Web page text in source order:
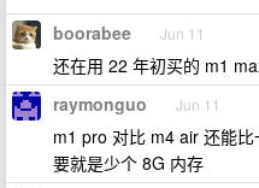
boorabee Jun 11
还在用 22 年初买的 m1
raymonguo Jun 11
m1 pro 对比 m4 air 还能
要就是少个 8G 内存